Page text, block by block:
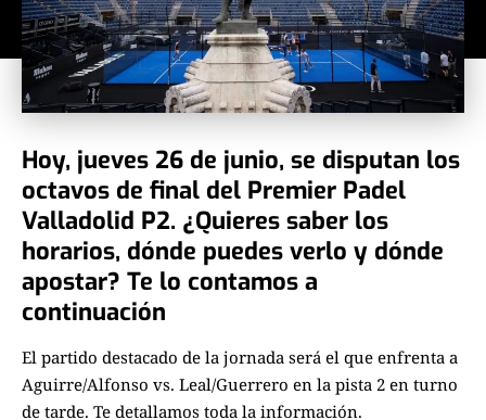
Hoy, jueves 26 de junio, se disputan los
octavos de final del Premier Padel
Valladolid P2. ¿Quieres saber los
horarios, dónde puedes verlo y dónde
apostar? Te lo contamos a
continuación
El partido destacado de la jornada será el que enfrenta a
Aguirre/Alfonso vs. Leal/Guerrero en la pista 2 en turno
de tarde. Te detallamos toda la información.